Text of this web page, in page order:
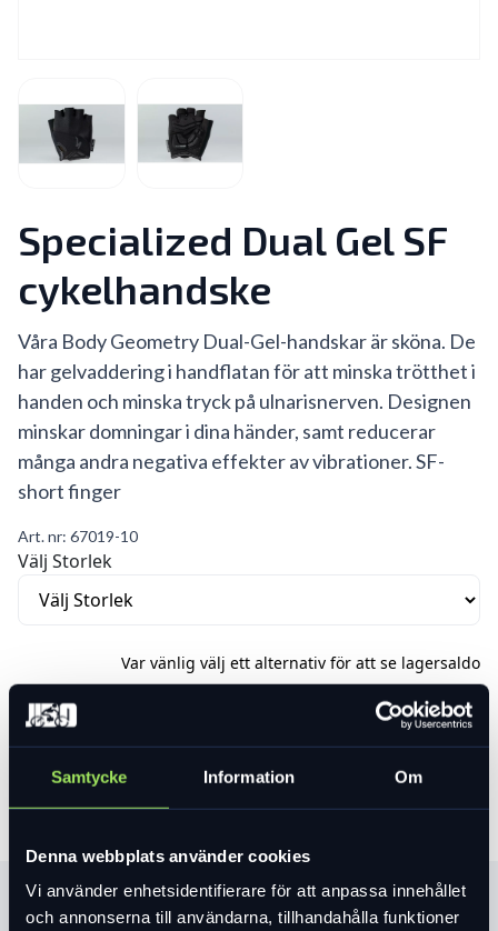
Samtycke Information Om
Denna webbplats använder cookies
Vi använder enhetsidentifierare för att anpassa innehållet
och annonserna till användarna, tillhandahålla funktioner
Specialized Dual Gel SF
cykelhandske
Våra Body Geometry Dual-Gel-handskar är sköna. De
har gelvaddering i handflatan för att minska trötthet i
handen och minska tryck på ulnarisnerven. Designen
minskar domningar i dina händer, samt reducerar
många andra negativa effekter av vibrationer. SF-
short finger
Art. nr: 67019-10
Välj Storlek
Var vänlig välj ett alternativ för att se lagersaldo
449 kr
Produktinformation